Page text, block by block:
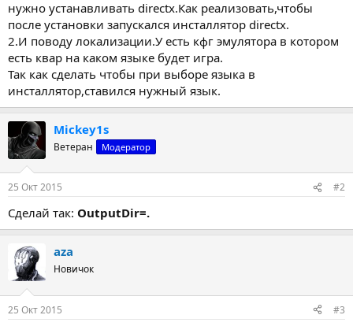
нужно устанавливать directx.Как реализовать,чтобы
после установки запускался инсталлятор directx.
2.И поводу локализации.У есть кфг эмулятора в котором
есть квар на каком языке будет игра.
Так как сделать чтобы при выборе языка в
инсталлятор,ставился нужный язык.
Mickey1s
Ветеран Модератор
25 Окт 2015 #2
Сделай так: OutputDir=.
aza
Новичок
25 Окт 2015 #3